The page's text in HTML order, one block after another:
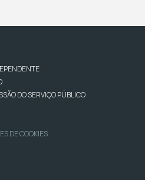
DO SERVIÇO PÚBLICO
DE COOKIES